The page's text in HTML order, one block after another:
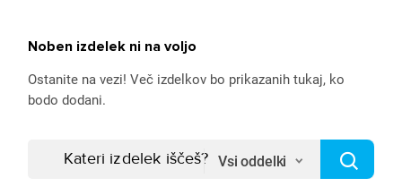
Noben izdelek ni na voljo
Ostanite na vezi! Več izdelkov bo prikazanih tukaj, ko
bodo dodani.
Vsi oddelki